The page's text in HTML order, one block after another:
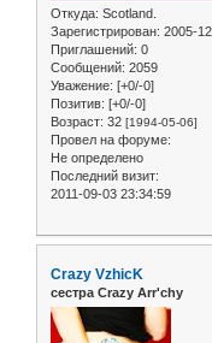
Откуда: Scotland.
Зарегистрирован: 2005-
Приглашений: 0
Сообщений: 2059
Уважение: [+0/-0]
Позитив: [+0/-0]
Возраст: 32 [1994-05-06]
Провел на форуме:
Не определено
Последний визит:
2011-09-03 23:34:59
Crazy VzhicK
сестра Crazy Arr'chy